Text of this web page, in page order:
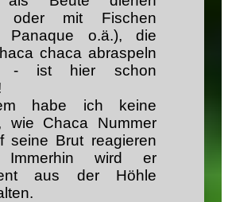
oder mit Fischen
Panaque o.ä.), die
chaca abraspeln
- ist hier schon
habe ich keine
wie Chaca Nummer
seine Brut reagieren
Immerhin wird er
aus der Höhle